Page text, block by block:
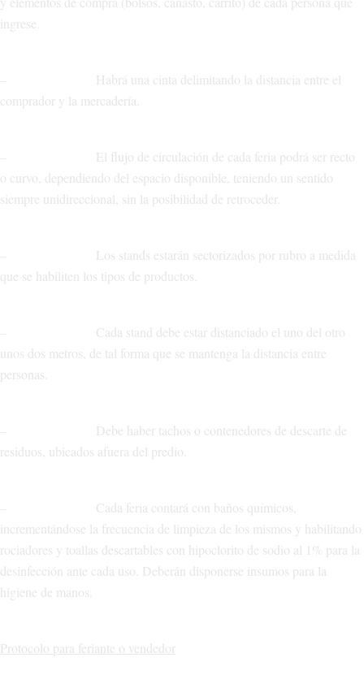
ingrese.
– Habrá una cinta delimitando la distancia entre el
comprador y la mercadería.
– El flujo de circulación de cada feria podrá ser recto
o curvo, dependiendo del espacio disponible, teniendo un sentido
siempre unidireccional, sin la posibilidad de retroceder.
– Los stands estarán sectorizados por rubro a medida
que se habiliten los tipos de productos.
– Cada stand debe estar distanciado el uno del otro
unos dos metros, de tal forma que se mantenga la distancia entre
personas.
– Debe haber tachos o contenedores de descarte de
residuos, ubicados afuera del predio.
– Cada feria contará con baños químicos,
incrementándose la frecuencia de limpieza de los mismos y habilitando
rociadores y toallas descartables con hipoclorito de sodio al 1% para la
desinfección ante cada uso. Deberán disponerse insumos para la
higiene de manos.
Protocolo para feriante o vendedor